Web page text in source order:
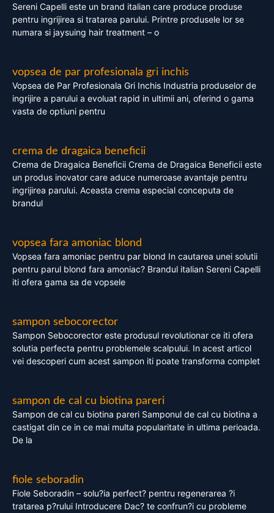
Sereni Capelli este un brand italian care produce produse
pentru ingrijirea si tratarea parului. Printre produsele lor se
numara si jaysuing hair treatment – o
vopsea de par profesionala gri inchis
Vopsea de Par Profesionala Gri Inchis Industria produselor de
ingrijire a parului a evoluat rapid in ultimii ani, oferind o gama
vasta de optiuni pentru
crema de dragaica beneficii
Crema de Dragaica Beneficii Crema de Dragaica Beneficii este
un produs inovator care aduce numeroase avantaje pentru
ingrijirea parului. Aceasta crema especial conceputa de
brandul
vopsea fara amoniac blond
Vopsea fara amoniac pentru par blond In cautarea unei solutii
pentru parul blond fara amoniac? Brandul italian Sereni Capelli
iti ofera gama sa de vopsele
sampon sebocorector
Sampon Sebocorector este produsul revolutionar ce iti ofera
solutia perfecta pentru problemele scalpului. In acest articol
vei descoperi cum acest sampon iti poate transforma complet
sampon de cal cu biotina pareri
Sampon de cal cu biotina pareri Samponul de cal cu biotina a
castigat din ce in ce mai multa popularitate in ultima perioada.
De la
fiole seboradin
Fiole Seboradin – solu?ia perfect? pentru regenerarea ?i
tratarea p?rului Introducere Dac? te confrun?i cu probleme